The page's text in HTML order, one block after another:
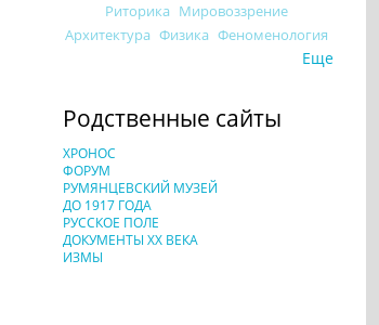
Риторика Мировоззрение
Архитектура Физика Феноменология
Еще
Родственные сайты
ХРОНОС
ФОРУМ
РУМЯНЦЕВСКИЙ МУЗЕЙ
ДО 1917 ГОДА
РУССКОЕ ПОЛЕ
ДОКУМЕНТЫ XX ВЕКА
ИЗМЫ